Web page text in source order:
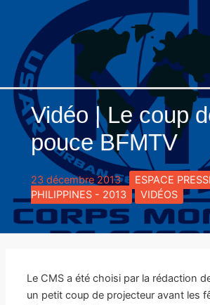
contenu
Vidéo | Le coup
pouce BFMTV
23 décembre 2013 ESPACE
PHILIPPINES - 2013
VIDÉOS
Le CMS a été choisi par la rédaction
un petit coup de projecteur avant les